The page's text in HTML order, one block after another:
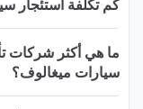
كم تكلفة استئجار
ما هي أكثر شركات
سيارات ميغالوف؟